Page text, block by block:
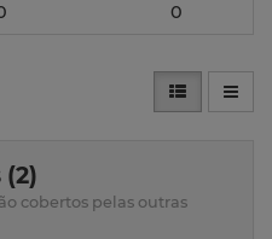
0
cobertos pelas outras